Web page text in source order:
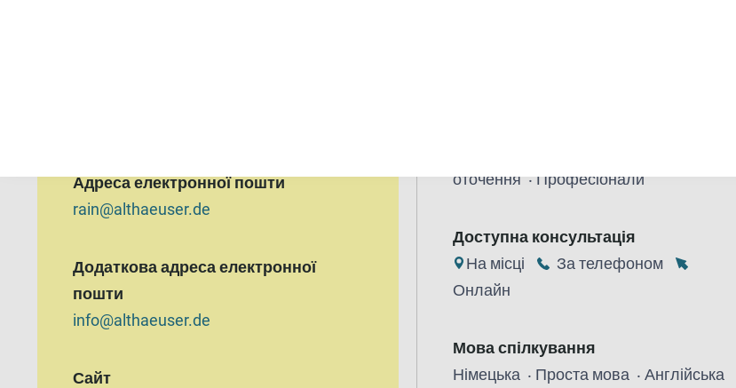
Адреса електронної пошти
rain@althaeuser.de
Додаткова адреса електронної
пошти
info@althaeuser.de
Сайт
оточення
Професіонали
Доступна консультація
На місці
За телефоном
Онлайн
Мова спілкування
Німецька
Проста мова
Англійська